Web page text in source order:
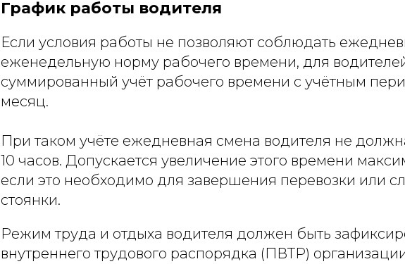
График работы водителя
Если условия работы не позволяют соблюдать
еженедельную норму рабочего времени, для
суммированный учёт рабочего времени с учётным
месяц.
При таком учёте ежедневная смена водителя не
10 часов. Допускается увеличение этого времени
если это необходимо для завершения перевозки или
стоянки.
Режим труда и отдыха водителя должен быть
внутреннего трудового распорядка (ПВТР)